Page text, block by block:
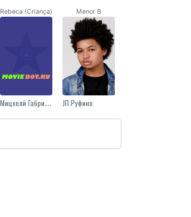
Rebeca (Criança)
Мицхелй Габриелй
Menor B
JП Руфино